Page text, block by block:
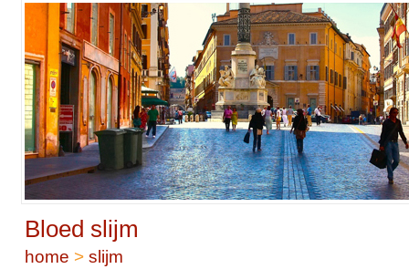
Bloed slijm
home > slijm